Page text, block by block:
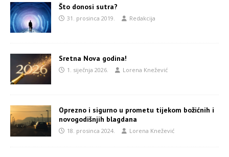
Što donosi sutra?
31. prosinca 2019. Redakcija
Sretna Nova godina!
1. siječnja 2026. Lorena Knežević
Oprezno i sigurno u prometu tijekom božićnih i
novogodišnjih blagdana
18. prosinca 2024. Lorena Knežević